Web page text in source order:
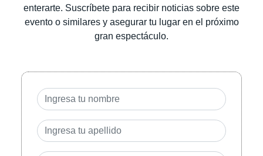
enterarte. Suscríbete para recibir noticias sobre este
evento o similares y asegurar tu lugar en el próximo
gran espectáculo.